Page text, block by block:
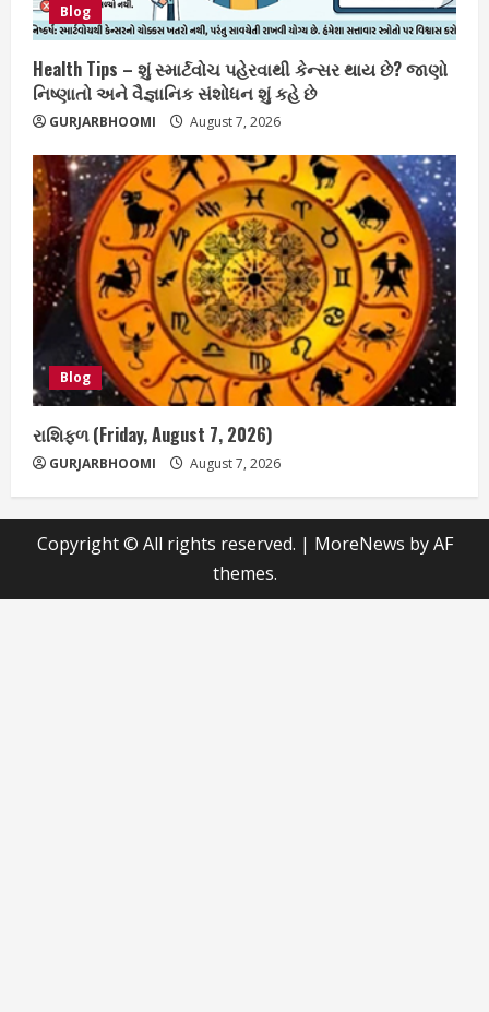
Blog
Health Tips – શું સ્માર્ટવોચ પહેરવાથી કેન્સર થાય છે? જાણો
નિષ્ણાતો અને વૈજ્ઞાનિક સંશોધન શું કહે છે
GURJARBHOOMI August 7, 2026
Blog
રાશિફળ (Friday, August 7, 2026)
GURJARBHOOMI August 7, 2026
Copyright © All rights reserved. | MoreNews by AF
themes.